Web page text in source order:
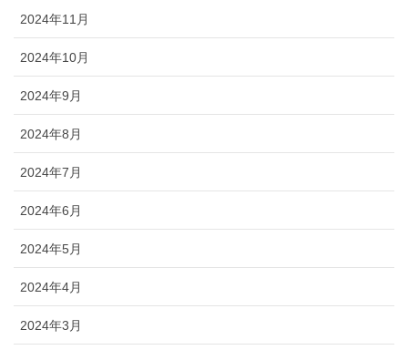
2024年11月
2024年10月
2024年9月
2024年8月
2024年7月
2024年6月
2024年5月
2024年4月
2024年3月